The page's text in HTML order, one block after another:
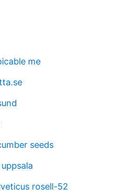
me
seeds
rosell-52